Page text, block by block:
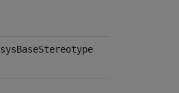
sysBaseStereotype